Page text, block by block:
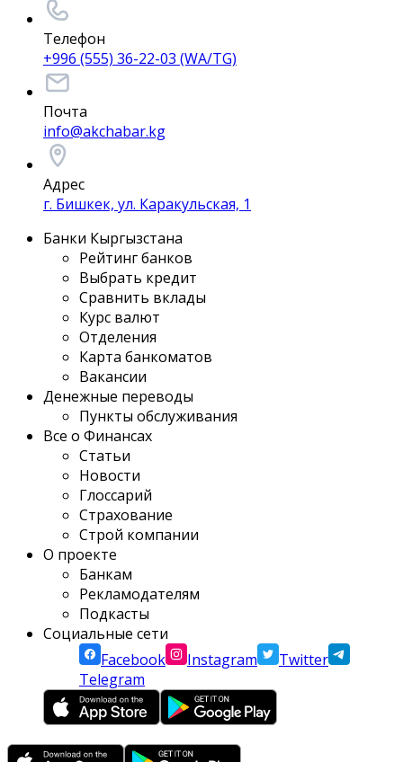
Телефон
+996 (555) 36-22-03 (WA/TG)
Почта
info@akchabar.kg
Адрес
г. Бишкек, ул. Каракульская, 1
Банки Кыргызстана
Рейтинг банков
Выбрать кредит
Сравнить вклады
Курс валют
Отделения
Карта банкоматов
Вакансии
Денежные переводы
Пункты обслуживания
Все о Финансах
Статьи
Новости
Глоссарий
Страхование
Строй компании
О проекте
Банкам
Рекламодателям
Подкасты
Социальные сети
Facebook
Instagram
Twitter
Telegram